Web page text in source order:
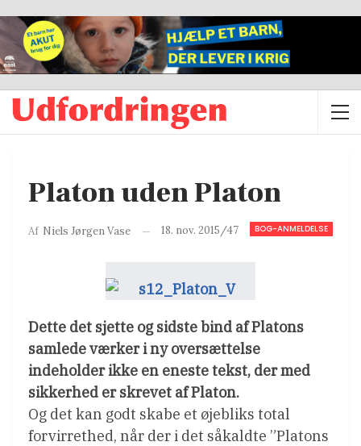
Platon uden Platon
BOG-ANMELDELSE
Af Niels Jørgen Vase 18. nov. 2015/47
Dette det sjette og sidste bind af Platons
samlede værker i ny oversættelse
indeholder ikke en eneste tekst, der med
sikkerhed er skrevet af Platon.
Og det kan godt skabe et øjebliks total
forvirrethed, når der i det såkaldte ”Platons